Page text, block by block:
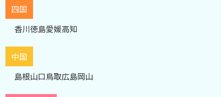
四国
香川徳島愛媛高知
中国
島根山口鳥取広島岡山